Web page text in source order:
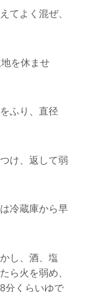
てよく混ぜ、
を休ませ
ふり、直径
け、返して弱
冷蔵庫から早
し、酒、塩
ら火を弱め、
分くらいゆで